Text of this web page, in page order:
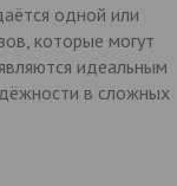
одной или
которые могут
идеальным
в сложных